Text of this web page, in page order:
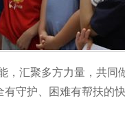
，汇聚多方力量，共同
守护、困难有帮扶的快